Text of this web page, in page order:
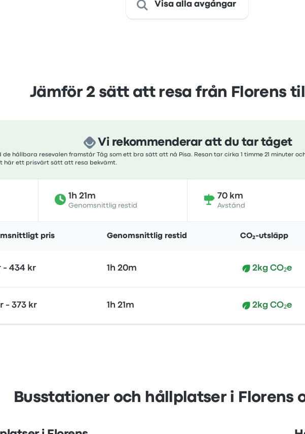
Visa alla avgångar
Jämför 2 sätt att resa från Florens
Vi rekommenderar att du tar tåget
de hållbara resevalen framstår Tåg som ett bra sätt att nå Pisa. Resan tar cirka 1 timme 21 minuter
här ett prisvärt sätt att resa bekvämt.
1h 21m
Genomsnittlig restid
70 km
Avstånd
pris Genomsnittlig restid CO₂-utsläpp
- 434 kr 1h 20m 2kg CO₂e
- 373 kr 1h 21m 2kg CO₂e
Busstationer och hållplatser i Florens